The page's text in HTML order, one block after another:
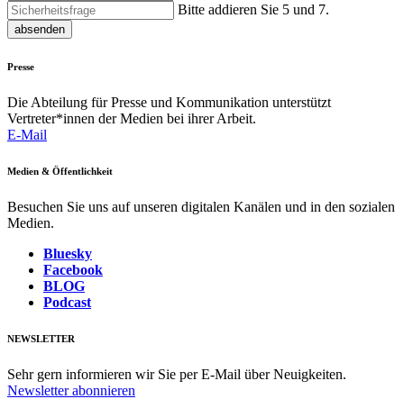
Bitte addieren Sie 5 und 7.
absenden
Presse
Die Abteilung für Presse und Kommunikation unterstützt
Vertreter*innen der Medien bei ihrer Arbeit.
E-Mail
Medien & Öffentlichkeit
Besuchen Sie uns auf unseren digitalen Kanälen und in den sozialen
Medien.
Bluesky
Facebook
BLOG
Podcast
NEWSLETTER
Sehr gern informieren wir Sie per E-Mail über Neuigkeiten.
Newsletter abonnieren